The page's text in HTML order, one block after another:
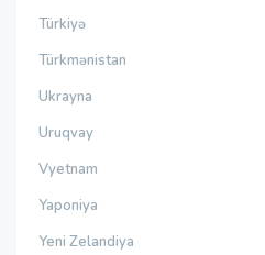
Türkiyə
Türkmənistan
Ukrayna
Uruqvay
Vyetnam
Yaponiya
Yeni Zelandiya